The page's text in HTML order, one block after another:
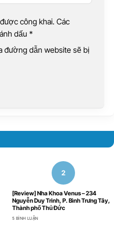
công khai. Các
dấu *
đường dẫn website sẽ bị
[Review] Nha Khoa Venus – 234
Nguyễn Duy Trinh, P. Bình Trưng Tây,
Thành phố Thủ Đức
5 BÌNH LUẬN